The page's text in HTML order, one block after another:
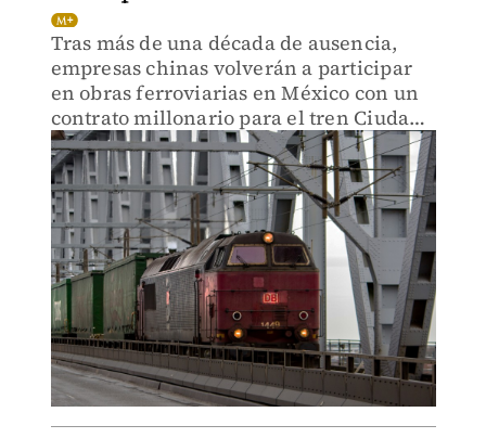
Tras más de una década de ausencia,
empresas chinas volverán a participar
en obras ferroviarias en México con un
contrato millonario para el tren Ciudad
de México–Pachuca, lo que amaga con
reconfigurar el mapa comercial en
Norteamérica.